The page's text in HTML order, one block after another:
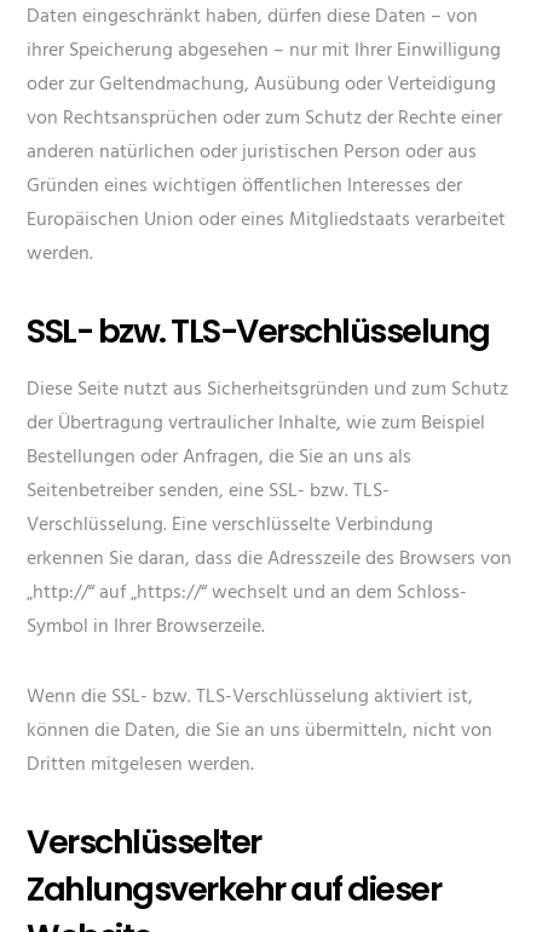
Daten eingeschränkt haben, dürfen diese Daten – von
ihrer Speicherung abgesehen – nur mit Ihrer Einwilligung
oder zur Geltendmachung, Ausübung oder Verteidigung
von Rechtsansprüchen oder zum Schutz der Rechte einer
anderen natürlichen oder juristischen Person oder aus
Gründen eines wichtigen öffentlichen Interesses der
Europäischen Union oder eines Mitgliedstaats verarbeitet
werden.
SSL- bzw. TLS-Verschlüsselung
Diese Seite nutzt aus Sicherheitsgründen und zum Schutz
der Übertragung vertraulicher Inhalte, wie zum Beispiel
Bestellungen oder Anfragen, die Sie an uns als
Seitenbetreiber senden, eine SSL- bzw. TLS-
Verschlüsselung. Eine verschlüsselte Verbindung
erkennen Sie daran, dass die Adresszeile des Browsers von
„http://“ auf „https://“ wechselt und an dem Schloss-
Symbol in Ihrer Browserzeile.
Wenn die SSL- bzw. TLS-Verschlüsselung aktiviert ist,
können die Daten, die Sie an uns übermitteln, nicht von
Dritten mitgelesen werden.
Verschlüsselter
Zahlungsverkehr auf dieser